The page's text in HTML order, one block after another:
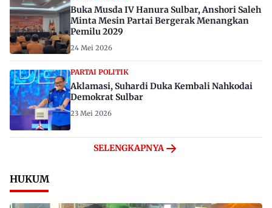
Buka Musda IV Hanura Sulbar, Anshori Saleh
Minta Mesin Partai Bergerak Menangkan
Pemilu 2029
24 Mei 2026
PARTAI POLITIK
Aklamasi, Suhardi Duka Kembali Nahkodai
Demokrat Sulbar
23 Mei 2026
SELENGKAPNYA
HUKUM